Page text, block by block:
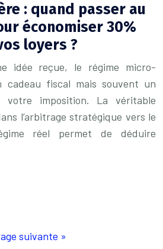
: quand passer au
économiser 30%
loyers ?
idée reçue, le régime micro-
cadeau fiscal mais souvent un
votre imposition. La véritable
l’arbitrage stratégique vers le
réel permet de déduire
suivante »